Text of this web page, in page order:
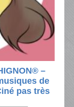
–
de
pas très